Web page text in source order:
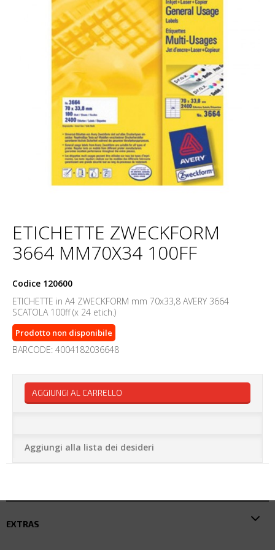
ETICHETTE ZWECKFORM
3664 MM70X34 100FF
Codice 120600
ETICHETTE in A4 ZWECKFORM mm 70x33,8 AVERY 3664
SCATOLA 100ff (x 24 etich.)
Prodotto non disponibile
BARCODE: 4004182036648
AGGIUNGI AL CARRELLO
Aggiungi alla lista dei desideri
EXTRAS